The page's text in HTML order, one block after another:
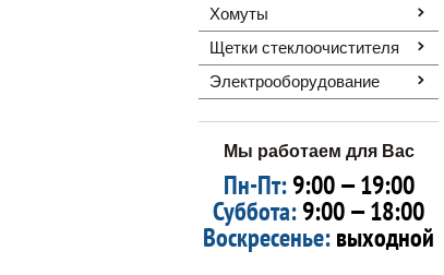
Хомуты
Щетки стеклоочистителя
Электрооборудование
Мы работаем для Вас
Пн-Пт:9:00 — 19:00
Суббота:9:00 — 18:00
Воскресенье:выходной